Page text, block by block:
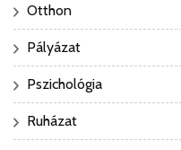
Otthon
Pályázat
Pszichológia
Ruházat